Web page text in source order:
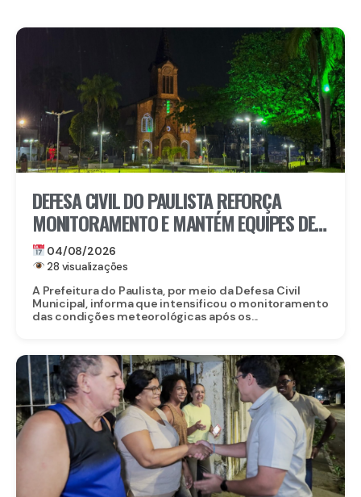
DEFESA CIVIL DO PAULISTA REFORÇA
MONITORAMENTO E MANTÉM EQUIPES DE
PRONTIDÃO DIANTE DA PREVISÃO DE
CHUVAS
04/08/2026
28 visualizações
A Prefeitura do Paulista, por meio da Defesa Civil
Municipal, informa que intensificou o monitoramento
das condições meteorológicas após os...